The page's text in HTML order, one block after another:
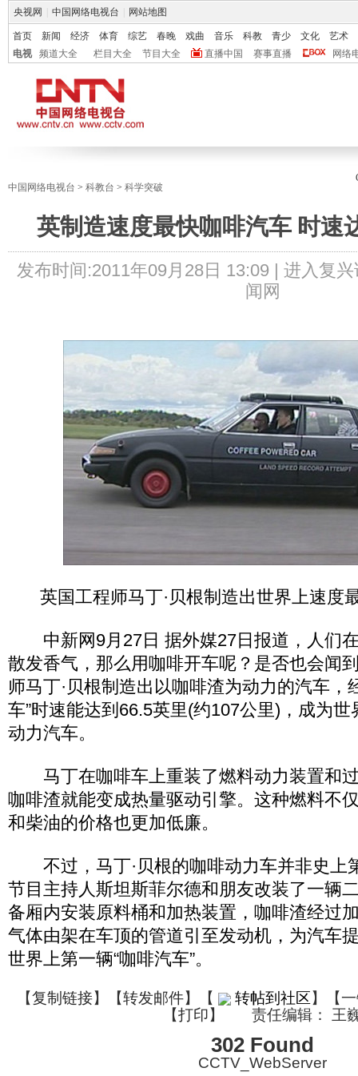
央视网 中国网络电视台 网站地图
首页 新闻 经济 体育 综艺 春晚 戏曲 音乐 科教 青少 文化
艺术
电视
频道大全 栏目大全 节目大全 直播中国 赛事直播 网络
中国网络电视台 > 科教台 > 科学突破
英制造速度最快咖啡汽车 时速
发布时间:2011年09月28日 13:09 | 进入复兴
闻网
英国工程师马丁·贝根制造出世界上速度
中新网9月27日 据外媒27日报道，人们
散发香气，那么用咖啡开车呢？是否也会闻
师马丁·贝根制造出以咖啡渣为动力的汽车，
车”时速能达到66.5英里(约107公里)，成为
动力汽车。
马丁在咖啡车上重装了燃料动力装置和
咖啡渣就能变成热量驱动引擎。这种燃料不
和柴油的价格也更加低廉。
不过，马丁·贝根的咖啡动力车并非史上
节目主持人斯坦斯菲尔德和朋友改装了一辆
备厢内安装原料桶和加热装置，咖啡渣经过
气体由架在车顶的管道引至发动机，为汽车
世界上第一辆“咖啡汽车”。
【复制链接】【转发邮件】 【 转帖到社区】【
【打印】 责任编辑： 王
302 Found
CCTV_WebServer